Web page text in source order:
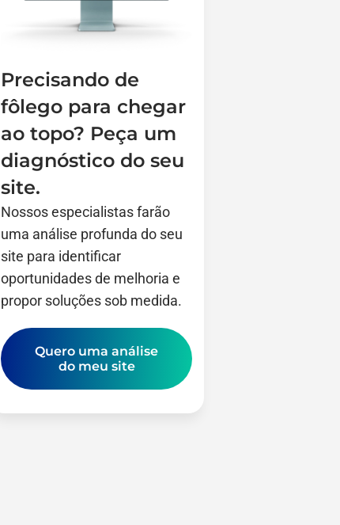
Precisando de
fôlego para chegar
ao topo? Peça um
diagnóstico do seu
site.
Nossos especialistas farão
uma análise profunda do seu
site para identificar
oportunidades de melhoria e
propor soluções sob medida.
Quero uma análise
do meu site